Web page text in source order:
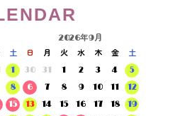
土
1
8
15
2026年9月
日 月 火 水 木 金
土
30
31 1 2 3 4
5
6
7 8 9 10 11
12
13
14 15 16 17 18
19